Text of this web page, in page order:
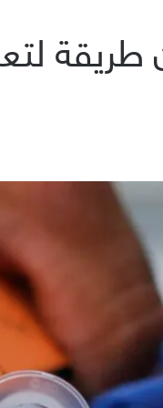
طريقة